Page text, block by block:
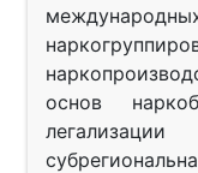
основ